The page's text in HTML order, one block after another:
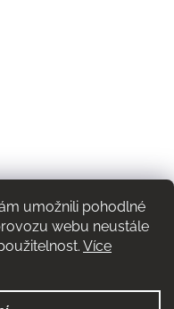
umožnili pohodlné
webu neustále
Více